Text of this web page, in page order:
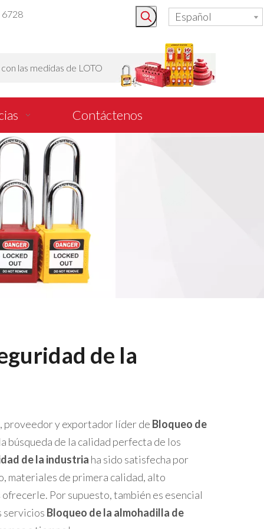
6728 Español
las medidas de LOTO
Contáctenos
de la
proveedor y exportador líder de Bloqueo de
búsqueda de la calidad perfecta de los
de la industria ha sido satisfecha por
materiales de primera calidad, alto
Por supuesto, también es esencial
servicios Bloqueo de la almohadilla de